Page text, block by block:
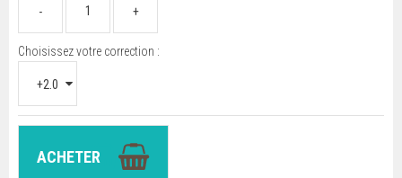
Choisissez votre correction :